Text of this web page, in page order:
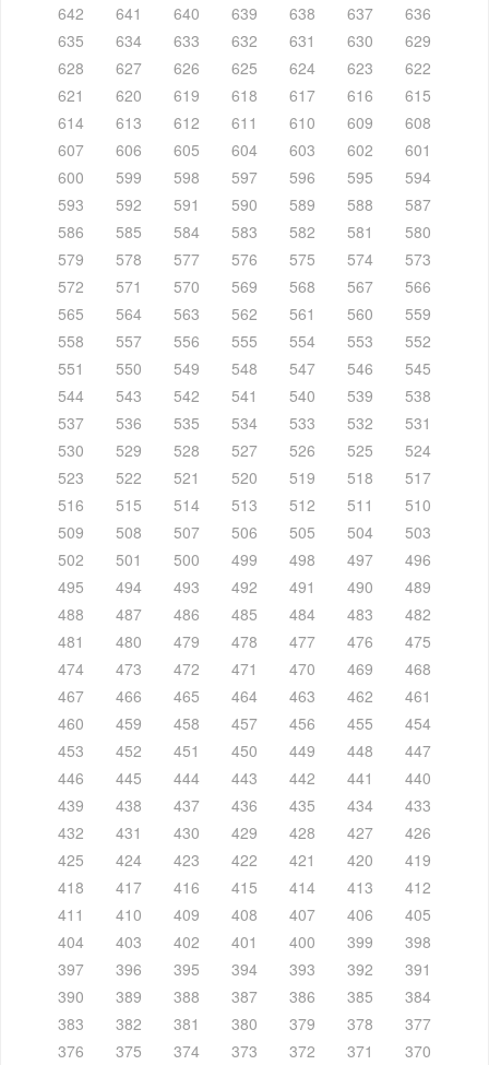
642
641 640 639 638 637
636
635
634 633 632 631 630
629
628
627 626 625 624 623
622
621
620 619 618 617 616
615
614
613 612 611 610 609
608
607
606 605 604 603 602
601
600
599 598 597 596 595
594
593
592 591 590 589 588
587
586
585 584 583 582 581
580
579
578 577 576 575 574
573
572
571 570 569 568 567
566
565
564 563 562 561 560
559
558
557 556 555 554 553
552
551
550 549 548 547 546
545
544
543 542 541 540 539
538
537
536 535 534 533 532
531
530
529 528 527 526 525
524
523
522 521 520 519 518
517
516
515 514 513 512 511
510
509
508 507 506 505 504
503
502
501 500 499 498 497
496
495
494 493 492 491 490
489
488
487 486 485 484 483
482
481
480 479 478 477 476
475
474
473 472 471 470 469
468
467
466 465 464 463 462
461
460
459 458 457 456 455
454
453
452 451 450 449 448
447
446
445 444 443 442 441
440
439
438 437 436 435 434
433
432
431 430 429 428 427
426
425
424 423 422 421 420
419
418
417 416 415 414 413
412
411
410 409 408 407 406
405
404
403 402 401 400 399
398
397
396 395 394 393 392
391
390
389 388 387 386 385
384
383
382 381 380 379 378
377
376
375 374 373 372 371
370